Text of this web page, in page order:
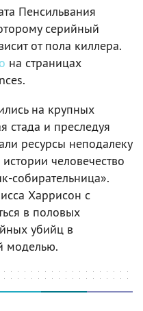
Пенсильвания
серийный
от пола киллера.
на страницах
на крупных
стада и преследуя
ресурсы неподалеку
человечество
собирательница».
Харрисон с
в половых
убийц в
моделью.